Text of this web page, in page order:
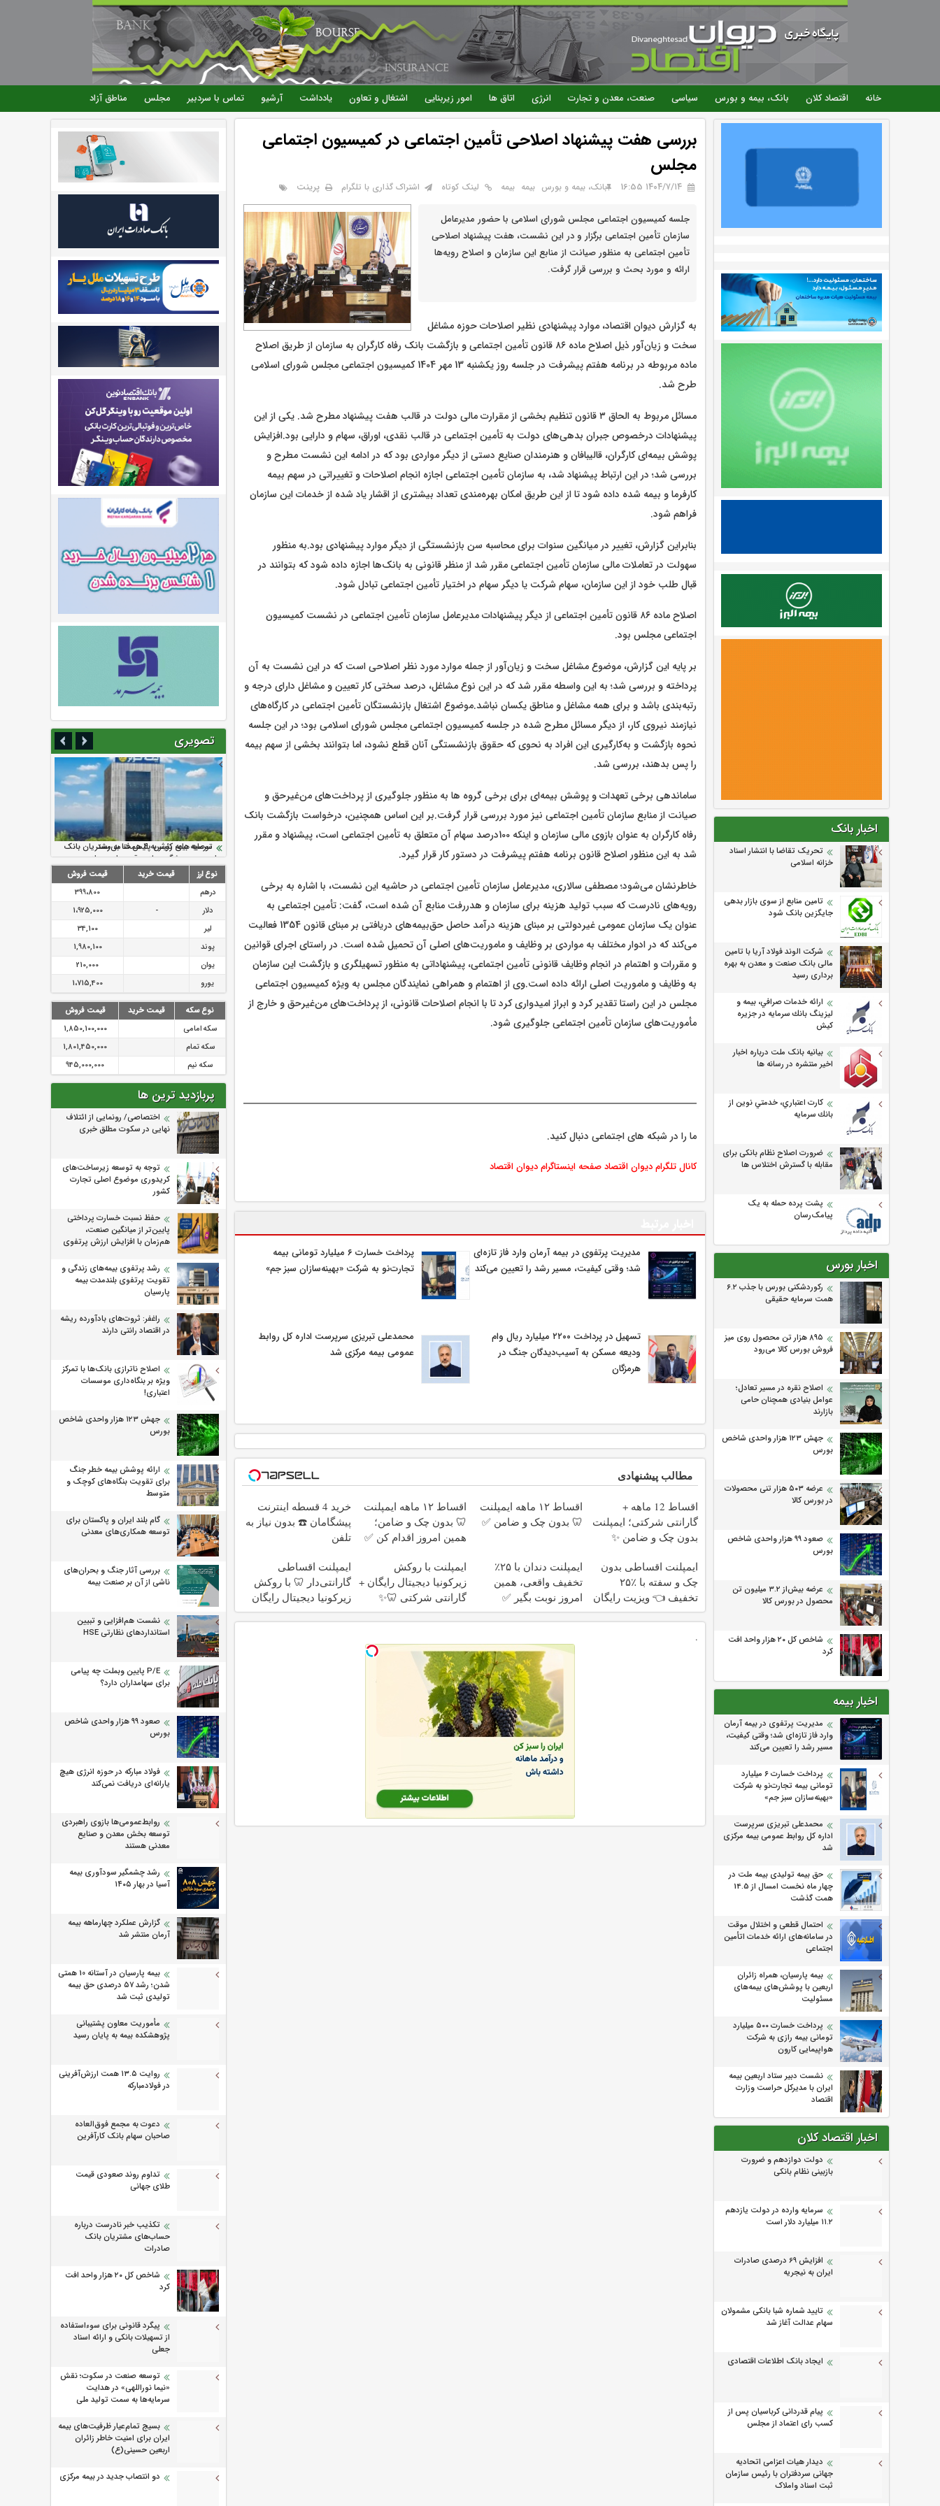
رفتن
به
محتوای
اصلی
خانه اقتصاد کلان بانک، بیمه و بورس سیاسی صنعت، معدن و تجارت انرژی اتاق ها امور زیربنایی اشتغال و تعاون یادداشت آرشیو تماس با سردبیر مجلس مناطق آزاد
اخبار بانک
تحریک تقاضا با انتشار اسناد
خزانه اسلامی
تامین منابع از سوی بازار بدهی
جایگزین بانک شود
شرکت الوند فولاد آریا با تامین
مالی بانک صنعت و معدن به بهره
برداری رسید
ارائه خدمات صرافي، بيمه و
ليزينگ بانك سرمايه در جزيره
كيش
بیانیه بانک ملت درباره اخبار
اخیر منتشره در رسانه ها
كارت اعتباري، خدمتي نوين از
بانك سرمايه
ضرورت اصلاح نظام بانکی برای
مقابله با گسترش اختلاس ها
پشت پرده حمله به یک
پیامک‌رسان
اخبار بورس
رکوردشکنی بورس با جذب ۶.۲
همت سرمایه حقیقی
۸۹۵ هزار تن محصول روی میز
فروش بورس کالا می‌‌رود
اصلاح نقره در مسیر تعادل؛
عوامل بنیادی همچنان حامی
بازارند
جهش ۱۲۳ هزار واحدی شاخص
بورس
عرضه ۵۰۳ هزار تنی محصولات
در بورس کالا
صعود ۹۹ هزار واحدی شاخص
بورس
عرضه بیش‌از ۳.۲ میلیون تن
محصول در بورس کالا
شاخص کل ۲۰ هزار واحد افت
کرد
اخبار بیمه
مدیریت پرتفوی در بیمه آرمان
وارد فاز تازه‌ای شد؛ وقتی کیفیت،
مسیر رشد را تعیین می‌کند
پرداخت خسارت ۶ میلیارد
تومانی بیمه تجارت‌نو به شرکت
«بهینه‌سازان سبز جم»
محمدعلی تبریزی سرپرست
اداره كل روابط عمومی بیمه مركزی
شد
حق بیمه تولیدی بیمه ملت در
چهار ماه نخست امسال از 14.5
همت گذشت
احتمال قطعی و اختلال موقت
در سامانه‌های ارائه خدمات اتأمین
اجتماعی
بیمه پارسیان، همراه زائران
اربعین با پوشش‌های بیمه‌های
مسئولیت
پرداخت خسارت ۵۰۰ میلیارد
تومانی بیمه رازی به شرکت
هواپیمایی کارون
نشست دبیر ستاد اربعین بیمه
ایران با مدیرکل حراست وزارت
اقتصاد
اخبار اقتصاد کلان
دولت دوازدهم و ضرورت
بازبینی نظام بانکی
سرمایه وارده در دولت یازدهم
۱۱.۲ میلیارد دلار است
افزایش 69 درصدی صادرات
ایران به نیجریه
تایید شماره شبا بانکی مشمولان
سهام عدالت آغاز شد
ایجاد بانک اطلاعات اقتصادی
پیام قدردانی کرباسیان پس از
کسب رای اعتماد از مجلس
دیدار هیات اعزامی اتحادیه
جهانی سردفتران با رئیس سازمان
ثبت اسناد واملاک
بررسی هفت پیشنهاد اصلاحی تأمین اجتماعی در کمیسیون اجتماعی
مجلس
۱۴۰۴/۷/۱۴ 16:55 بانک، بیمه و بورس بيمه بیمه لینک کوتاه اشتراک گذاری با تلگرام پرینت
جلسه کمیسیون اجتماعی مجلس شورای اسلامی با حضور مدیرعامل
سازمان تأمین اجتماعی برگزار و در این نشست، هفت پیشنهاد اصلاحی
تأمین اجتماعی به منظور صیانت از منابع این سازمان و اصلاح رویه‌ها
ارائه و مورد بحث و بررسی قرار گرفت.
به گزارش دیوان اقتصاد، موارد پیشنهادی نظیر اصلاحات حوزه مشاغل
سخت و زیان‌آور ذیل اصلاح ماده ۸۶ قانون تأمین اجتماعی و بازگشت بانک رفاه کارگران به سازمان از طریق اصلاح
ماده مربوطه در برنامه هفتم پیشرفت در جلسه روز یکشنبه 13 مهر 1404 کمیسیون اجتماعی مجلس شورای اسلامی
طرح شد.
مسائل مربوط به الحاق ۳ قانون تنظیم بخشی از مقرارت مالی دولت در قالب هفت پیشنهاد مطرح شد. یکی از این
پیشنهادات درخصوص جبران بدهی‌های دولت به تأمین اجتماعی در قالب نقدی، اوراق، سهام و دارایی بود.افزایش
پوشش بیمه‌ای کارگران، قالیبافان و هنرمندان صنایع دستی از دیگر مواردی بود که در ادامه این نشست مطرح و
بررسی شد؛ در این ارتباط پیشنهاد شد، به سازمان تأمین اجتماعی اجازه انجام اصلاحات و تغییراتی در سهم بیمه
کارفرما و بیمه ‌شده داده شود تا از این طریق امکان بهره‌مندی تعداد بیشتری از اقشار یاد شده از خدمات این سازمان
فراهم شود.
بنابراین گزارش، تغییر در میانگین سنوات برای محاسبه سن بازنشستگی از دیگر موارد پیشنهادی بود.به منظور
سهولت در تعاملات مالی سازمان تأمین اجتماعی مقرر شد از منظر قانونی به بانک‌ها اجازه داده شود که بتوانند در
قبال طلب خود از این سازمان، سهام شرکت‌ یا دیگر سهام در اختیار تأمین اجتماعی تبادل شود.
اصلاح ماده ۸۶ قانون تأمین اجتماعی از دیگر پیشنهادات مدیرعامل سازمان تأمین اجتماعی در نشست کمیسیون
اجتماعی مجلس بود.
بر پایه این گزارش، موضوع مشاغل سخت و زیان‌آور از جمله موارد مورد نظر اصلاحی است که در این نشست به آن
پرداخته و بررسی شد؛ به این واسطه مقرر شد که در این نوع مشاغل، درصد سختی کار تعیین و مشاغل دارای درجه و
رتبه‌بندی باشد و برای همه مشاغل و مناطق یکسان نباشد.موضوع اشتغال بازنشستگان تأمین اجتماعی در کارگاه‌های
نیازمند نیروی کار، از دیگر مسائل مطرح شده در جلسه کمیسیون اجتماعی مجلس شورای اسلامی بود؛ در این جلسه
نحوه بازگشت و به‌کارگیری این افراد به نحوی که حقوق بازنشستگی آنان قطع نشود، اما بتوانند بخشی از سهم بیمه
را پس بدهند، بررسی شد.
ساماندهی برخی تعهدات و پوشش بیمه‌ای برای برخی گروه ها به منظور جلوگیری از پرداخت‌های من‌غیرحق و
صیانت از منابع سازمان تأمین اجتماعی نیز مورد بررسی قرار گرفت.بر این اساس همچنین، درخواست بازگشت بانک
رفاه کارگران به عنوان بازوی مالی سازمان و اینکه 100درصد سهام آن متعلق به تأمین اجتماعی است، پیشنهاد و مقرر
شد به این منظور اصلاح قانون برنامه هفتم پیشرفت در دستور کار قرار گیرد.
خاطرنشان می‌شود؛ مصطفی سالاری، مدیرعامل سازمان تأمین اجتماعی در حاشیه این نشست، با اشاره به برخی
رویه‌های نادرست که سبب تولید هزینه برای سازمان و هدررفت منابع آن شده است، گفت: تأمین اجتماعی به
عنوان یک سازمان عمومی غیردولتی بر مبنای هزینه درآمد حاصل حق‌بیمه‌های دریافتی بر مبنای قانون 1354 فعالیت
می‌کند که در ادوار مختلف به مواردی بر وظایف و ماموریت‌های اصلی آن تحمیل شده است. در راستای اجرای قوانین
و مقررات و اهتمام در انجام وظایف قانونی تأمین اجتماعی، پیشنهاداتی به منظور تسهیلگری و بازگشت این سازمان
به وظایف و ماموریت اصلی ارائه داده است.وی از اهتمام و همراهی نمایندگان مجلس به ویژه کمیسیون اجتماعی
مجلس در این راستا تقدیر کرد و ابراز امیدواری کرد تا با انجام اصلاحات قانونی، از پرداخت‌های من‌غیرحق و خارج از
مأموریت‌های سازمان تأمین اجتماعی جلوگیری شود.
ما را در شبکه های اجتماعی دنبال کنید.
کانال تلگرام دیوان اقتصادصفحه اینستاگرام دیوان اقتصاد
مدیریت پرتفوی در بیمه آرمان وارد فاز تازه‌ای
شد؛ وقتی کیفیت، مسیر رشد را تعیین می‌کند
پرداخت خسارت ۶ میلیارد تومانی بیمه
تجارت‌نو به شرکت «بهینه‌سازان سبز جم»
تسهیل در پرداخت ۲۲۰۰ میلیارد ریال وام
ودیعه مسکن به آسیب‌دیدگان جنگ در
هرمزگان
محمدعلی تبریزی سرپرست اداره كل روابط
عمومی بیمه مركزی شد
مطالب پیشنهادی
اقساط 12 ماهه +
گارانتی شرکتی؛ ایمپلنت
بدون چک و ضامن ✨
اقساط ۱۲ ماهه ایمپلنت
🦷 بدون چک و ضامن ✅
اقساط ۱۲ ماهه ایمپلنت
🦷 بدون چک و ضامن؛
همین امروز اقدام کن ✅
خرید 4 قسطه اینترنت
پیشگامان ☎️ بدون نیاز به
تلفن
ایمپلنت اقساطی بدون
چک و سفته با ٪۲۵
تخفیف 👈 ویزیت رایگان
توسط متخصص
ایمپلنت دندان با ۲۵٪
تخفیف واقعی، همین
امروز نوبت بگیر ✅
ایمپلنت با روکش
زیرکونیا دیجیتال رایگان +
گارانتی شرکتی 🦷✨
ایمپلنت اقساطی
گارانتی‌دار 🦷 با روکش
زیرکونیا دیجیتال رایگان
💫
.
تصویری
ارزش سهام عدالت بالا رفت
سرمایه بیمه کوثر به ۴ همت می‌رسد
نود ثانیه با فولاد سنگان
تقدیر دبیرکل سندیکای بیمه گران ایران از
اقدامات مدیرعامل بیمه رازی
توصیه های رئیس پلیس فتا به مشتریان بانک
ها در مورد پیشگیری از سرقت های مجازی
نوع ارز قیمت خرید
قیمت فروش
درهم
399،800
دلار
-
1،925,000
لیر
34,100
پوند
1,980,100
یوان
210,000
یورو
1،715,400
نوع سکه قیمت خرید
قیمت فروش
سکه امامی
1,850,100,000
سکه تمام
1,801,450,000
سکه نیم
945,000,000
پربازدید ترین ها
اختصاصی/ رونمایی از ائتلاف‌
نهایی در سکوت مطلق خبری
توجه به توسعه زیرساخت‌های
کریدوری موضوع اصلی تجارت
کشور
حفظ نسبت خسارت پرداختی
پایین‌تر از میانگین صنعت،
هم‌زمان با افزایش ارزش پرتفوی
رشد پرتفوی بیمه‌های زندگی و
تقویت پرتفوی بلندمدت بیمه
پارسیان
راغفر: ثروت‌های بادآورده ریشه
در اقتصاد رانتی دارند
اصلاح ناترازی بانک‌ها با تمرکز
ویژه بر بنگاه‌داری موسسات
اعتباری!
جهش ۱۲۳ هزار واحدی شاخص
بورس
ارائه پوشش بیمه خطر جنگ
برای تقویت بنگاه‌های کوچک و
متوسط
گام بلند ایران و پاکستان برای
توسعه همکاری‌های معدنی
بررسی آثار جنگ و بحران‌های
ناشی از آن بر صنعت بیمه
نشست هم‌افزایی و تبیین
استانداردهای نظارتی HSE
P/E پایین وبملت چه پیامی
برای سهامداران دارد؟
صعود ۹۹ هزار واحدی شاخص
بورس
فولاد مبارکه در حوزه انرژی هیچ
یارانه‌ای دریافت نمی‌کند
روابط‌‌عمومی‌ها بازوی راهبردی
توسعه بخش معدن و صنایع
معدنی هستند
رشد چشمگیر سودآوری بیمه
آسیا در بهار ۱۴۰۵
گزارش عملکرد چهارماهه بیمه
آرمان منتشر شد
بیمه پارسیان در آستانه 10 همتی
شدن؛ رشد ۵۷ درصدی حق بیمه
تولیدی ثبت شد
مأموریت معاون پشتیبانی
پژوهشكده بیمه به پایان رسید
روایت ۱۳.۵ همت ارزش‌آفرینی
در فولادمبارکه
دعوت به مجمع فوق‌العاده
صاحبان سهام بانک کارآفرین
تداوم روند صعودی قیمت
طلای جهانی
تکذیب خبر نادرست درباره
حساب‌های مشتریان بانک
صادرات
شاخص کل ۲۰ هزار واحد افت
کرد
پیگرد قانونی برای سوءاستفاده
از تسهیلات بانکی و ارائه اسناد
جعلی
توسعه صنعت در سکوت؛ نقش
«نیما نوراللهی» در هدایت
سرمایه‌ها به سمت تولید ملی
بسیج تمام‌عیار ظرفیت‌های بیمه
ایران برای امنیت خاطر زائران
اربعین حسینی(ع)
دو انتصاب جدید در بیمه مرکزی